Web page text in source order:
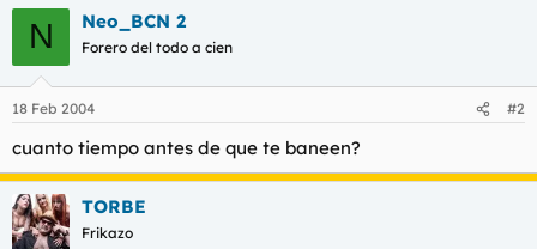
m
a
N Neo_BCN 2
Forero del todo a cien
18 Feb 2004 #2
cuanto tiempo antes de que te baneen?
TORBE
Frikazo